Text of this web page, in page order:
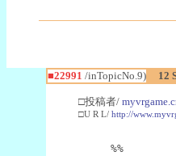
■22991 /inTopicNo.9) 12
□投稿者/
□U R L/ http://
%%